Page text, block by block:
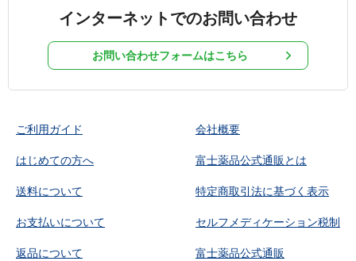
インターネットでのお問い合わせ
お問い合わせフォームはこちら
ご利用ガイド
はじめての方へ
送料について
お支払いについて
返品について
会社概要
富士薬品公式通販とは
特定商取引法に基づく表示
セルフメディケーション税制
富士薬品公式通販